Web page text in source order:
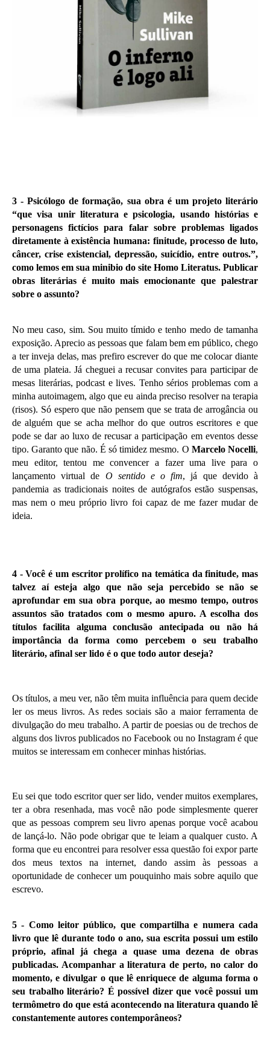
3 -Psicólogo de formação, sua obra é um projeto literário
“que visa unir literatura e psicologia, usando histórias e
personagens fictícios para falar sobre problemas ligados
diretamente à existência humana: finitude, processo de luto,
câncer, crise existencial, depressão, suicídio, entre outros.”,
como lemos em sua minibio do site Homo Literatus. Publicar
obras literárias é muito mais emocionante que palestrar
sobre o assunto?
No meu caso, sim. Sou muito tímido e tenho medo de tamanha
exposição. Aprecio as pessoas que falam bem em público, chego
a ter inveja delas, mas prefiro escrever do que me colocar diante
de uma plateia. Já cheguei a recusar convites para participar de
mesas literárias, podcast e lives. Tenho sérios problemas com a
minha autoimagem, algo que eu ainda preciso resolver na terapia
(risos). Só espero que não pensem que se trata de arrogância ou
de alguém que se acha melhor do que outros escritores e que
pode se dar ao luxo de recusar a participação em eventos desse
tipo. Garanto que não. É só timidez mesmo. O Marcelo Nocelli,
meu editor, tentou me convencer a fazer uma live para o
lançamento virtual de O sentido e o fim, já que devido à
pandemia as tradicionais noites de autógrafos estão suspensas,
mas nem o meu próprio livro foi capaz de me fazer mudar de
ideia.
4 -Você é um escritor prolífico na temática da finitude, mas
talvez aí esteja algo que não seja percebido se não se
aprofundar em sua obra porque, ao mesmo tempo, outros
assuntos são tratados com o mesmo apuro. A escolha dos
títulos facilita alguma conclusão antecipada ou não há
importância da forma como percebem o seu trabalho
literário, afinal ser lido é o que todo autor deseja?
Os títulos, a meu ver, não têm muita influência para quem decide
ler os meus livros. As redes sociais são a maior ferramenta de
divulgação do meu trabalho. A partir de poesias ou de trechos de
alguns dos livros publicados no Facebook ou no Instagram é que
muitos se interessam em conhecer minhas histórias.
Eu sei que todo escritor quer ser lido, vender muitos exemplares,
ter a obra resenhada, mas você não pode simplesmente querer
que as pessoas comprem seu livro apenas porque você acabou
de lançá-lo. Não pode obrigar que te leiam a qualquer custo. A
forma que eu encontrei para resolver essa questão foi expor parte
dos meus textos na internet, dando assim às pessoas a
oportunidade de conhecer um pouquinho mais sobre aquilo que
escrevo.
5 - Como leitor público, que compartilha e numera cada
livro que lê durante todo o ano, sua escrita possui um estilo
próprio, afinal já chega a quase uma dezena de obras
publicadas. Acompanhar a literatura de perto, no calor do
momento, e divulgar o que lê enriquece de alguma forma o
seu trabalho literário? É possível dizer que você possui um
termômetro do que está acontecendo na literatura quando lê
constantemente autores contemporâneos?